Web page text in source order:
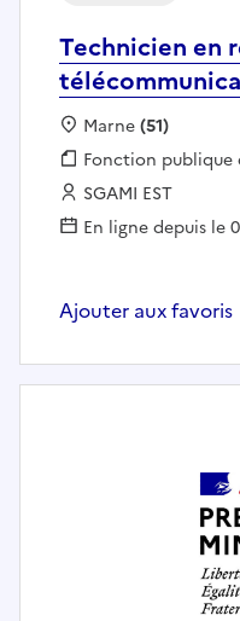
Technicien en
Localisation :
Marne(51)
Fonction publique
Fonction publique
Employeur :
SGAMI EST
En ligne depuis le
Ajouter aux favoris